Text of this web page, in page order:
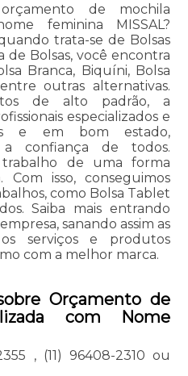
de mochila
feminina MISSAL?
trata-se de Bolsas
de Bolsas, você encontra
Branca, Biquíni, Bolsa
outras alternativas.
de alto padrão, a
especializados e
e em bom estado,
a confiança de todos.
trabalho de uma forma
Com isso, conseguimos
como Bolsa Tablet
Saiba mais entrando
sanando assim as
serviços e produtos
com a melhor marca.
Orçamento de
com Nome
, (11) 96408-2310 ou